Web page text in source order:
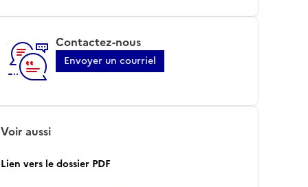
Contactez-nous
Envoyer un courriel
Voir aussi
Lien vers le dossier PDF